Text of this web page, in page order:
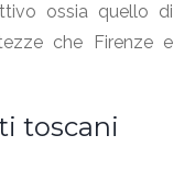
ossia quello di
che Firenze e
toscani